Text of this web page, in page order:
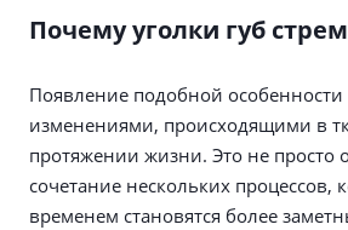
Почему уголки губ
Появление подобной особенности
изменениями, происходящими в
протяжении жизни. Это не просто
сочетание нескольких процессов,
временем становятся более